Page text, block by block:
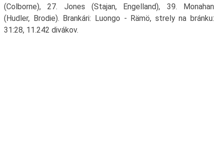
(Colborne), 27. Jones (Stajan, Engelland), 39. Monahan
(Hudler, Brodie). Brankári: Luongo - Rämö, strely na bránku:
31:28, 11.242 divákov.